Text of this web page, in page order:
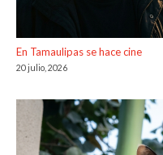
En Tamaulipas se hace cine
20 julio, 2026